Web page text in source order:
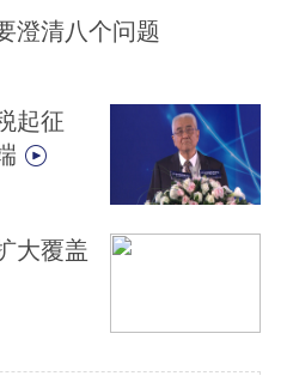
澄清八个问题
起征
大覆盖